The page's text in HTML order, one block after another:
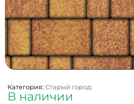
Категория: Старый город
В наличии